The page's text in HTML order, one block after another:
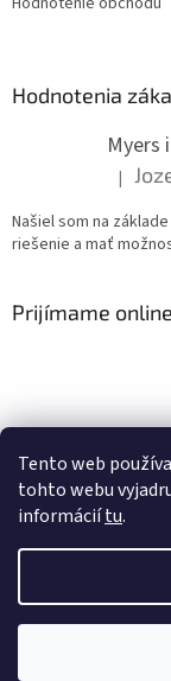
Tento web
tohto webu
informáciítu.
Hodnotenia
|
Našiel som na
riešenie a mať
Prijímame